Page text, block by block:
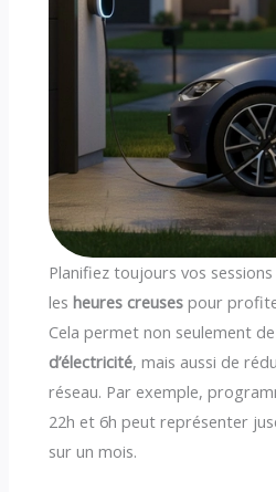
Planifiez toujours vos
lesheures creuses pour
Cela permet non seulement
d’électricité, mais aussi de
réseau. Par exemple,
22h et 6h peut représenter
sur un mois.